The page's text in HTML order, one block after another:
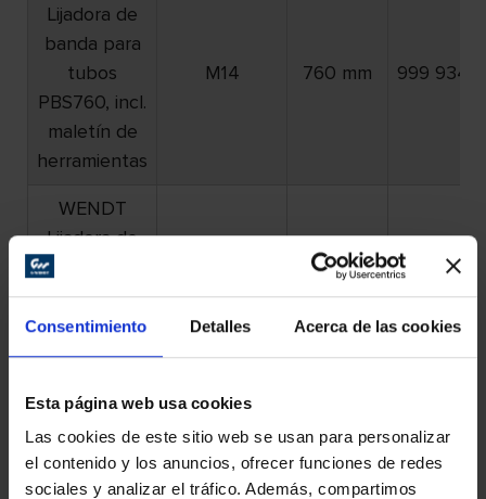
Consentimiento Detalles Acerca de las cookies
Esta página web usa cookies
Las cookies de este sitio web se usan para personalizar
el contenido y los anuncios, ofrecer funciones de redes
sociales y analizar el tráfico. Además, compartimos
Lijadora de
banda para
tubos
PBS760, incl.
maletín de
herramientas
M14 760 mm 999 934
WENDT
Lijadora de
banda para
tubos
PBS760, incl.
maletín de
5/8″-11 760 mm 999 935
Otros productos